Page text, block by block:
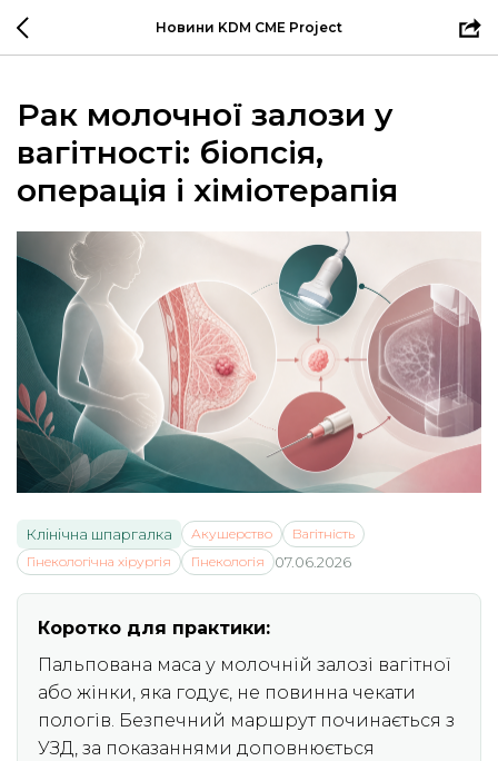
Новини KDM CME Project
Рак молочної залози у
вагітності: біопсія,
операція і хіміотерапія
Клінічна шпаргалка Акушерство
Вагітність
Гінекологічна хірургія
Гінекологія 07.06.2026
Коротко для практики:
Пальпована маса у молочній залозі вагітної
або жінки, яка годує, не повинна чекати
пологів. Безпечний маршрут починається з
УЗД, за показаннями доповнюється